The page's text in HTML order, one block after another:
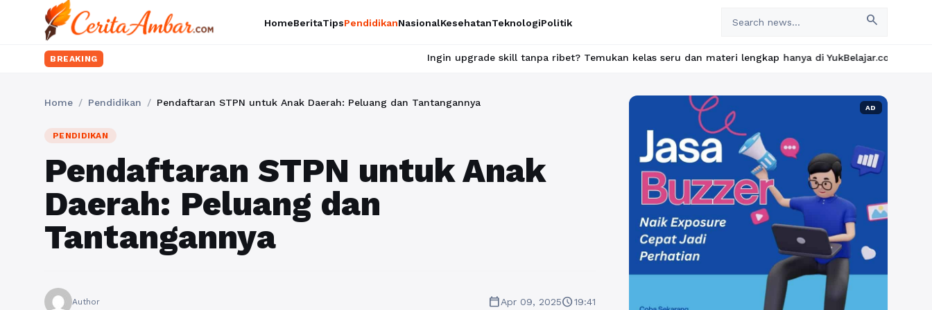
HomeBeritaTipsPendidikanNasionalKesehatanTeknologiPolitik search
BREAKING Ingin upgrade skill tanpa ribet? Temukan kelas seru dan materi lengkap hanya di YukBelajar.com. Mulai langkah
Home / Pendidikan / Pendaftaran STPN untuk Anak Daerah: Peluang dan Tantangannya
PENDIDIKAN
Pendaftaran STPN untuk Anak
Daerah: Peluang dan
Tantangannya
Author calendar_todayApr 09, 2025schedule19:41
AD